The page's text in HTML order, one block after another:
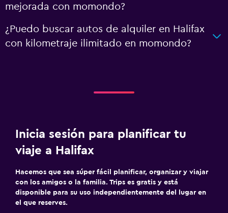
mejorada con momondo?
¿Puedo buscar autos de alquiler en Halifax
con kilometraje ilimitado en momondo?
Inicia sesión para planificar tu
viaje a Halifax
Hacemos que sea súper fácil planificar, organizar y viajar
con los amigos o la familia. Trips es gratis y está
disponible para su uso independientemente del lugar en
el que reserves.